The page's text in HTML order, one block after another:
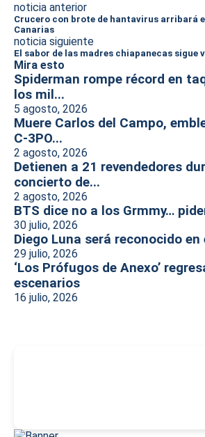
noticia anterior
Crucero con brote de hantavirus arribará
Canarias
noticia siguiente
El sabor de las madres chiapanecas sigue
Mira esto
Spiderman rompe récord en
los mil...
5 agosto, 2026
Muere Carlos del Campo,
C-3PO...
2 agosto, 2026
Detienen a 21 revendedores
concierto de...
2 agosto, 2026
BTS dice no a los Grmmy…
30 julio, 2026
Diego Luna será reconocido en
29 julio, 2026
‘Los Prófugos de Anexo’
escenarios
16 julio, 2026